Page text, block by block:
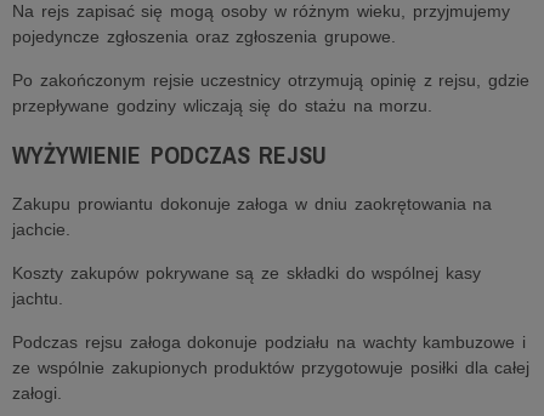
Na rejs zapisać się mogą osoby w różnym wieku, przyjmujemy
pojedyncze zgłoszenia oraz zgłoszenia grupowe.
Po zakończonym rejsie uczestnicy otrzymują opinię z rejsu, gdzie
przepływane godziny wliczają się do stażu na morzu.
WYŻYWIENIE PODCZAS REJSU
Zakupu prowiantu dokonuje załoga w dniu zaokrętowania na
jachcie.
Koszty zakupów pokrywane są ze składki do wspólnej kasy
jachtu.
Podczas rejsu załoga dokonuje podziału na wachty kambuzowe i
ze wspólnie zakupionych produktów przygotowuje posiłki dla całej
załogi.